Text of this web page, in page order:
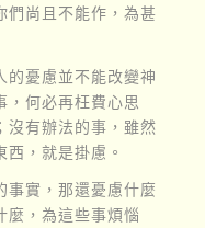
們尚且不能作，為甚
的憂慮並不能改變神
，何必再枉費心思
沒有辦法的事，雖然
，就是掛慮。
事實，那還憂慮什麼
麼，為這些事煩惱